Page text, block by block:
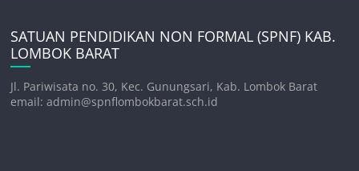
SATUAN PENDIDIKAN NON FORMAL (SPNF) KAB.
LOMBOK BARAT
Jl. Pariwisata no. 30, Kec. Gunungsari, Kab. Lombok Barat
email: admin@spnflombokbarat.sch.id